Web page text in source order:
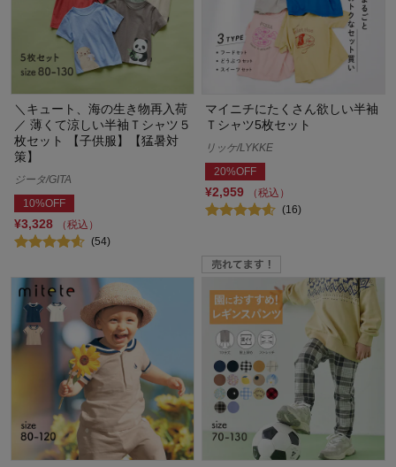
＼キュート、海の生き物再入荷
／ 薄くて涼しい半袖Ｔシャツ５
枚セット 【子供服】【猛暑対
策】
ジータ/GITA
10%OFF
¥3,328
（税込）
(54)
マイニチにたくさん欲しい半袖
Ｔシャツ5枚セット
リッケ/LYKKE
20%OFF
¥2,959
（税込）
(16)